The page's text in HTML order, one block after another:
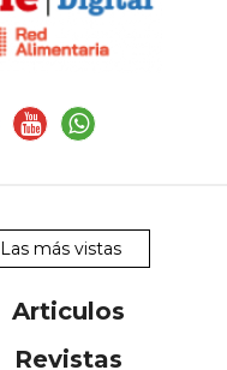
Las más vistas
Articulos
Revistas